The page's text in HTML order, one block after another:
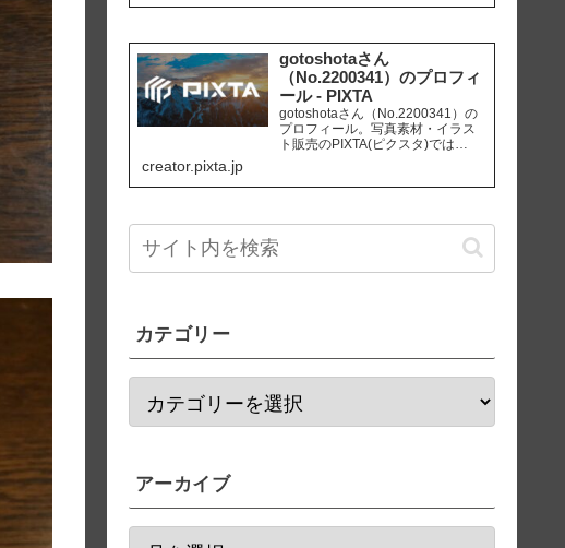
購入可能です。個人、商用を問わ
イヤリティフリー画像を、広報、
販促、社内資料作り、サイト運営
等にご活用ください。
gotoshotaさん
（No.2200341）のプロフィ
ール - PIXTA
gotoshotaさん（No.2200341）の
プロフィール。写真素材・イラス
ト販売のPIXTA(ピクスタ)では
550円から購入可能です。毎週更新
creator.pixta.jp
カテゴリー
アーカイブ